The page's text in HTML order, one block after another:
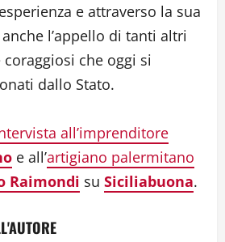
e attraverso la sua
l’appello di tanti altri
che oggi si
dallo Stato.
all’imprenditore
e all’artigiano palermitano
Raimondi su Siciliabuona.